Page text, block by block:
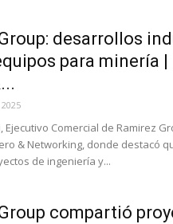
desarrollos
para minería |
Ejecutivo Comercial de Ramirez
& Networking, donde destacó
de ingeniería y...
compartió